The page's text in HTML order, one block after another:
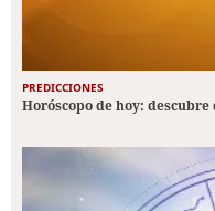
PREDICCIONES
Horóscopo de hoy: